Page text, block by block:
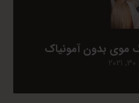
موی بدون آمونیاک